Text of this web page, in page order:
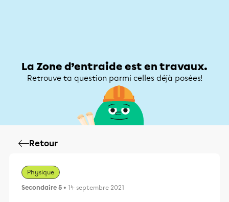
La Zone d’entraide est en travaux.
Retrouve ta question parmi celles déjà posées!
Retour
Physique
Secondaire 5 • 14 septembre 2021